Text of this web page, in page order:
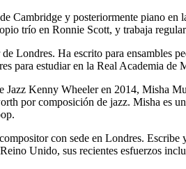
Cambridge y posteriormente piano
trío en Ronnie Scott, y trabaja
Londres. Ha escrito para ensambles
para estudiar en la Real Academia
Kenny Wheeler en 2014, Misha
por composición de jazz. Misha es
con sede en Londres.
Unido, sus recientes esfuerzos